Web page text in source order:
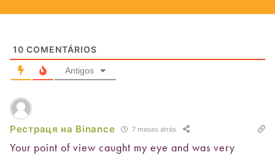
10 COMENTÁRIOS
Antigos
Рестраця на Binance 7 meses atrás
Your point of view caught my eye and was very